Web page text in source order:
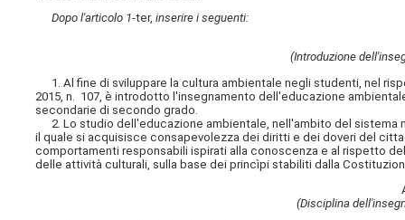
Dopo l'articolo 1-ter,inserire i seguenti:
(Introduzione
1. Al fine di sviluppare la cultura ambientale negli studenti, nel
2015, n. 107, è introdotto l'insegnamento dell'educazione
secondarie di secondo grado.
2. Lo studio dell'educazione ambientale, nell'ambito del sistema
il quale si acquisisce consapevolezza dei diritti e dei doveri del
comportamenti responsabili ispirati alla conoscenza e al rispetto
delle attività culturali, sulla base dei princìpi stabiliti dalla
(Disciplina